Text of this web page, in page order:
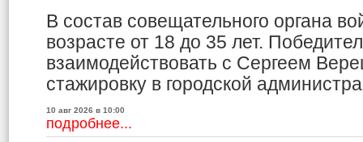
В состав совещательного органа
возрасте от 18 до 35 лет.
взаимодействовать с Сергеем
стажировку в городской
10 авг 2026 в 10:00
подробнее...